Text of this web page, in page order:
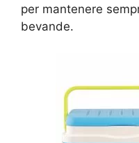
per mantenere
bevande.